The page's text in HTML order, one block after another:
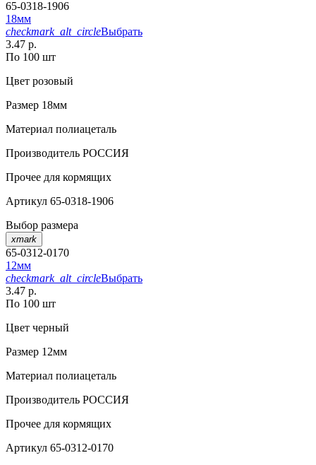
65-0318-1906
18мм
checkmark_alt_circleВыбрать
3.47 р.
По 100 шт
Цвет розовый
Размер 18мм
Материал полиацеталь
Производитель РОССИЯ
Прочее для кормящих
Артикул 65-0318-1906
Выбор размера
xmark
65-0312-0170
12мм
checkmark_alt_circleВыбрать
3.47 р.
По 100 шт
Цвет черный
Размер 12мм
Материал полиацеталь
Производитель РОССИЯ
Прочее для кормящих
Артикул 65-0312-0170